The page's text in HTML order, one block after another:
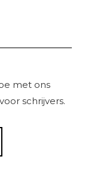
met ons
schrijvers.